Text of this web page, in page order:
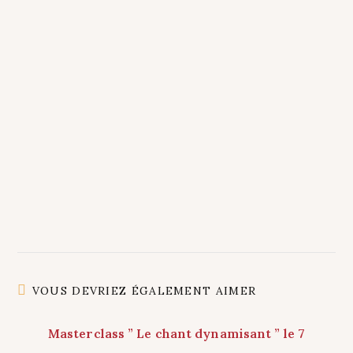
VOUS DEVRIEZ ÉGALEMENT AIMER
Masterclass ” Le chant dynamisant ” le 7